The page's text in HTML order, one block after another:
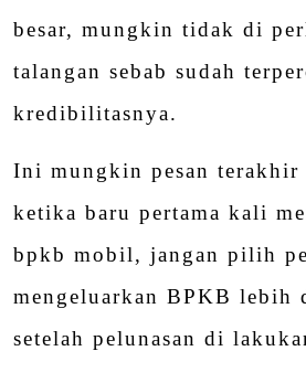
besar, mungkin tidak di
talangan sebab sudah
kredibilitasnya.
Ini mungkin pesan terakhir
ketika baru pertama kali
bpkb mobil, jangan pilih
mengeluarkan BPKB lebih
setelah pelunasan di